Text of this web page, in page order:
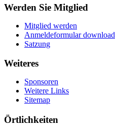
Werden Sie Mitglied
Mitglied werden
Anmeldeformular download
Satzung
Weiteres
Sponsoren
Weitere Links
Sitemap
Örtlichkeiten